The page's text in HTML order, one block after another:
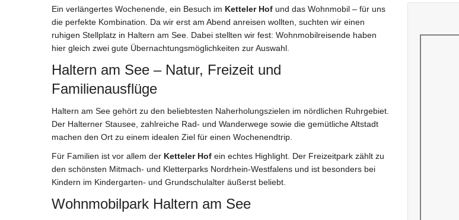
Ein verlängertes Wochenende, ein Besuch im Ketteler Hof und das Wohnmobil – für uns
die perfekte Kombination. Da wir erst am Abend anreisen wollten, suchten wir einen
ruhigen Stellplatz in Haltern am See. Dabei stellten wir fest: Wohnmobilreisende haben
hier gleich zwei gute Übernachtungsmöglichkeiten zur Auswahl.
Haltern am See – Natur, Freizeit und
Familienausflüge
Haltern am See gehört zu den beliebtesten Naherholungszielen im nördlichen Ruhrgebiet.
Der Halterner Stausee, zahlreiche Rad- und Wanderwege sowie die gemütliche Altstadt
machen den Ort zu einem idealen Ziel für einen Wochenendtrip.
Für Familien ist vor allem der Ketteler Hof ein echtes Highlight. Der Freizeitpark zählt zu
den schönsten Mitmach- und Kletterparks Nordrhein-Westfalens und ist besonders bei
Kindern im Kindergarten- und Grundschulalter äußerst beliebt.
Wohnmobilpark Haltern am See